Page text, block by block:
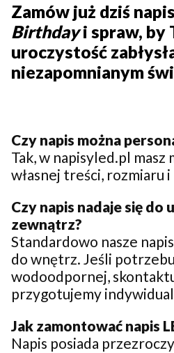
Zamów już dziś
Birthdayi spraw, by
uroczystość
niezapomnianym
Czy napis można
Tak, w napisyled.pl
własnej treści, rozmiaru
Czy napis nadaje się do
zewnątrz?
Standardowo nasze
do wnętrz. Jeśli
wodoodpornej,
przygotujemy
Jak zamontować napis
Napis posiada